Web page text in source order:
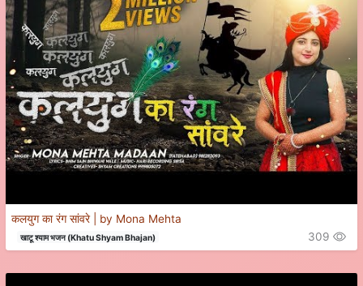
कलयुग का रंग सांवरे | by Mona Mehta
खाटू श्याम भजन (Khatu Shyam Bhajan) 309